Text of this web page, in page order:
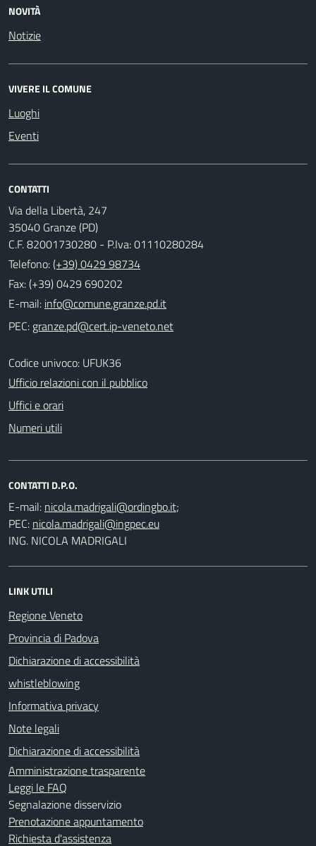
NOVITÀ
Notizie
VIVERE IL COMUNE
Luoghi
Eventi
CONTATTI
Via della Libertà, 247
35040 Granze (PD)
C.F. 82001730280 - P.Iva: 01110280284
Telefono:(+39) 0429 98734
Fax: (+39) 0429 690202
E-mail:
PEC:
Codice univoco: UFUK36
Ufficio relazioni con il pubblico
Uffici e orari
Numeri utili
CONTATTI D.P.O.
E-mail:
;
PEC:
ING. NICOLA MADRIGALI
LINK UTILI
Regione Veneto
Provincia di Padova
Dichiarazione di accessibilità
whistleblowing
Informativa privacy
Note legali
Dichiarazione di accessibilità
Amministrazione trasparente
Leggi le FAQ
Segnalazione disservizio
Prenotazione appuntamento
Richiesta d'assistenza